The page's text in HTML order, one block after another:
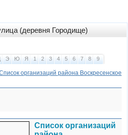
(деревня Городище)
Э Ю Я 1 2 3 4 5 6 7 8 9
организаций района Воскресенское
Список организаций